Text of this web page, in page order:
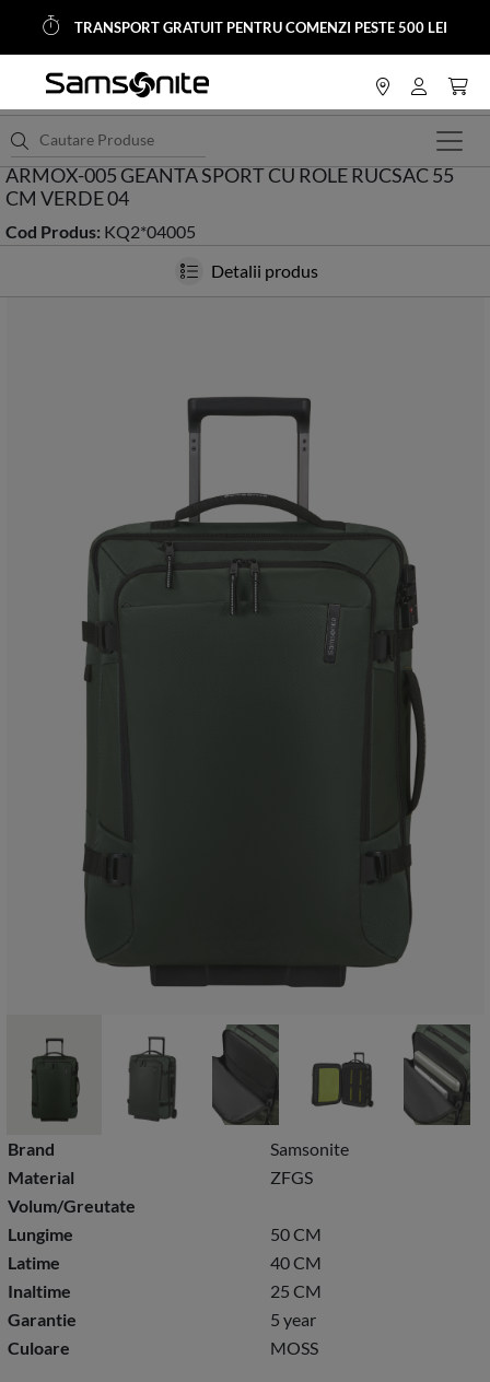
TRANSPORT GRATUIT PENTRU COMENZI PESTE 500 LEI
<HOME Trolere si Genti Calatorie
ARMOX-005 GEANTA SPORT CU ROLE RUCSAC 55
CM VERDE 04
Cod Produs: KQ2*04005
Detalii produs
Brand
Samsonite
Material
ZFGS
Volum/Greutate
Lungime
50 CM
Latime
40 CM
Inaltime
25 CM
Garantie
5 year
Culoare
MOSS